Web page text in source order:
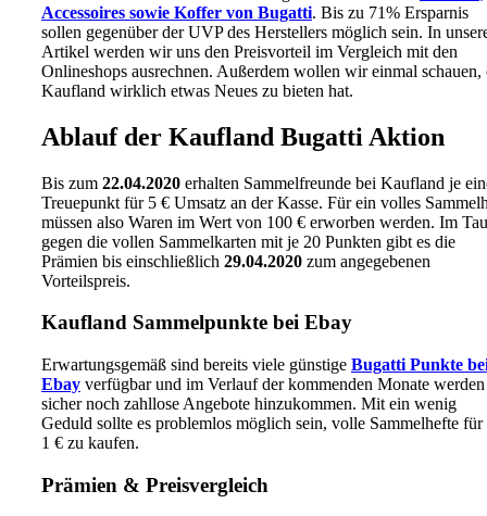
Accessoires sowie Koffer von Bugatti. Bis zu 71% Ersparnis
sollen gegenüber der UVP des Herstellers möglich sein. In
Artikel werden wir uns den Preisvorteil im Vergleich mit den
Onlineshops ausrechnen. Außerdem wollen wir einmal schauen,
Kaufland wirklich etwas Neues zu bieten hat.
Ablauf der Kaufland Bugatti Aktion
Bis zum 22.04.2020 erhalten Sammelfreunde bei Kaufland je
Treuepunkt für 5 € Umsatz an der Kasse. Für ein volles
müssen also Waren im Wert von 100 € erworben werden. Im
gegen die vollen Sammelkarten mit je 20 Punkten gibt es die
Prämien bis einschließlich 29.04.2020 zum angegebenen
Vorteilspreis.
Kaufland Sammelpunkte bei Ebay
Erwartungsgemäß sind bereits viele günstige Bugatti Punkte
Ebay verfügbar und im Verlauf der kommenden Monate werden
sicher noch zahllose Angebote hinzukommen. Mit ein wenig
Geduld sollte es problemlos möglich sein, volle Sammelhefte für
1 € zu kaufen.
Prämien & Preisvergleich